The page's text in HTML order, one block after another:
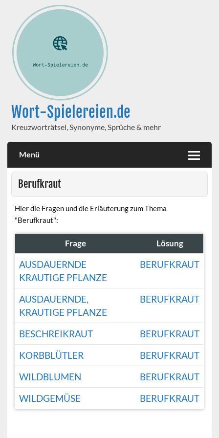
Wort-Spielereien.de
Kreuzworträtsel, Synonyme, Sprüche & mehr
Menü
Berufkraut
Hier die Fragen und die Erläuterung zum Thema
"Berufkraut":
Frage Lösung
AUSDAUERNDE
KRAUTIGE PFLANZE
BERUFKRAUT
AUSDAUERNDE,
KRAUTIGE PFLANZE
BERUFKRAUT
BESCHREIKRAUT
BERUFKRAUT
KORBBLÜTLER
BERUFKRAUT
WILDBLUMEN
BERUFKRAUT
WILDGEMÜSE
BERUFKRAUT